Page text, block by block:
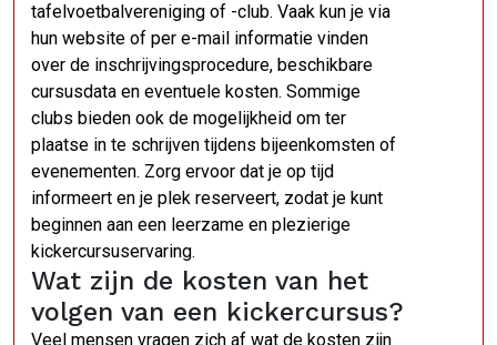
tafelvoetbalvereniging of -club. Vaak kun je via
hun website of per e-mail informatie vinden
over de inschrijvingsprocedure, beschikbare
cursusdata en eventuele kosten. Sommige
clubs bieden ook de mogelijkheid om ter
plaatse in te schrijven tijdens bijeenkomsten of
evenementen. Zorg ervoor dat je op tijd
informeert en je plek reserveert, zodat je kunt
beginnen aan een leerzame en plezierige
kickercursuservaring.
Wat zijn de kosten van het
volgen van een kickercursus?
Veel mensen vragen zich af wat de kosten zijn